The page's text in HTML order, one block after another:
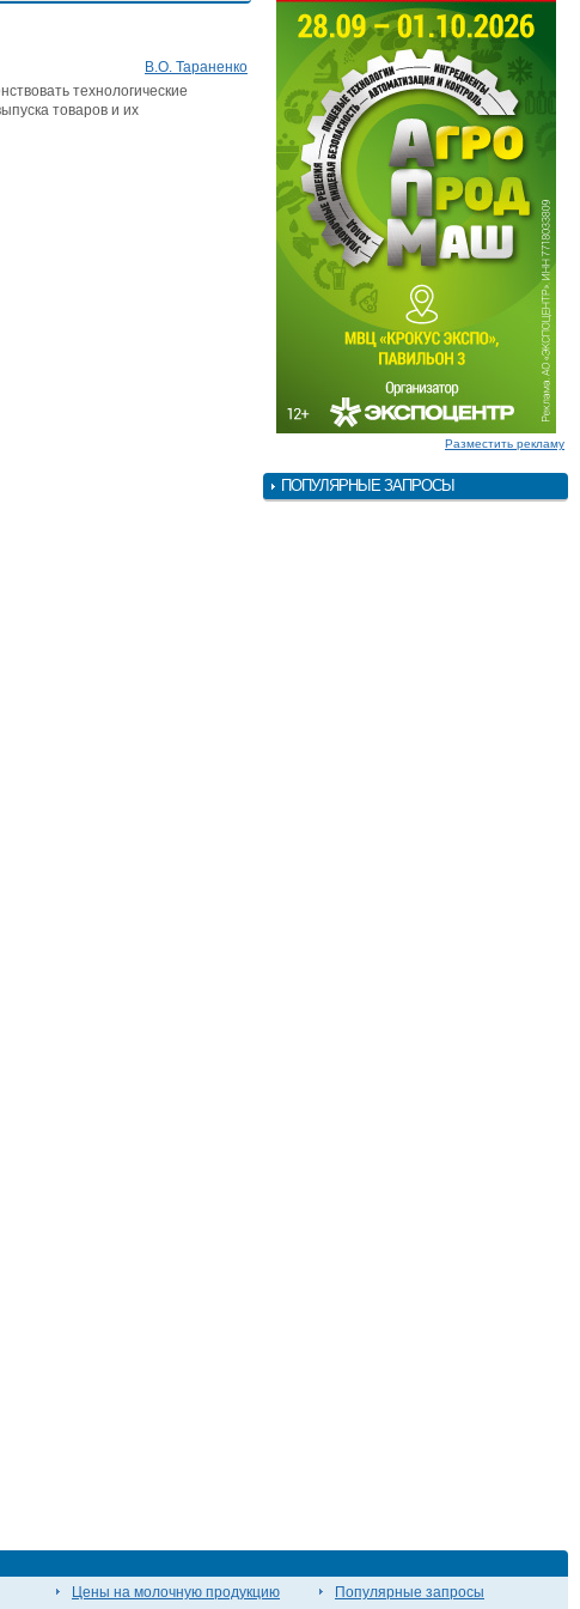
В.О. Тараненко
технологические
товаров и их
Разместить рекламу
ПОПУЛЯРНЫЕ ЗАПРОСЫ
Цены на молочную продукцию Популярные запросы